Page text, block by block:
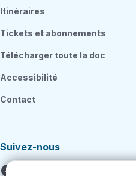
Itinéraires
Tickets et abonnements
Télécharger toute la doc
Accessibilité
Contact
Suivez-nous